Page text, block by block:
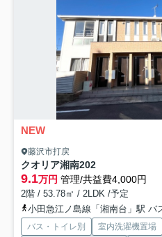
NEW
藤沢市打戻
クオリア湘南202
9.1万円 管理/共益費4,000円
2階 / 53.78㎡ / 2LDK /予定
小田急江ノ島線「湘南台」駅 バ
バス・トイレ別 室内洗濯機置場